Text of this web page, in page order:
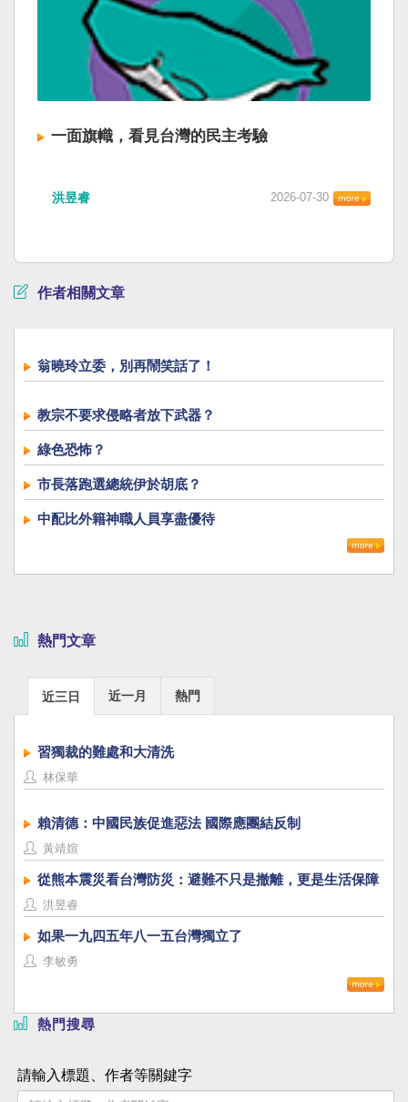
一面旗幟，看見台灣的民主考驗
洪昱睿 2026-07-30
作者相關文章
翁曉玲立委，別再鬧笑話了！
教宗不要求侵略者放下武器？
綠色恐怖？
市長落跑選總統伊於胡底？
中配比外籍神職人員享盡優待
熱門文章
近三日 近一月 熱門
習獨裁的難處和大清洗
林保華
賴清德：中國民族促進惡法 國際應團結反制
黃靖媗
從熊本震災看台灣防災：避難不只是撤離，更是生活保障
洪昱睿
如果一九四五年八一五台灣獨立了
李敏勇
熱門搜尋
請輸入標題、作者等關鍵字